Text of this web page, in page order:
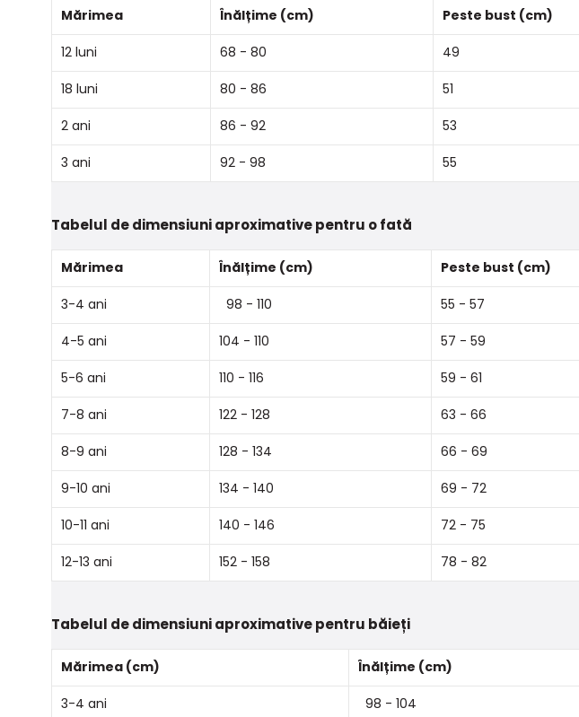
Mărimea Înălțime (cm) Peste bust (cm)
12 luni 68 - 80 49
18 luni 80 - 86 51
2 ani 86 - 92 53
3 ani 92 - 98 55
Tabelul de dimensiuni aproximative pentru o fată
Mărimea Înălțime (cm) Peste bust (cm)
3-4 ani 98 - 110 55 - 57
4-5 ani 104 - 110 57 - 59
5-6 ani 110 - 116 59 - 61
7-8 ani 122 - 128 63 - 66
8-9 ani 128 - 134 66 - 69
9-10 ani 134 - 140 69 - 72
10-11 ani 140 - 146 72 - 75
12-13 ani 152 - 158 78 - 82
Tabelul de dimensiuni aproximative pentru băieți
Mărimea (cm) Înălțime (cm)
3-4 ani 98 - 104